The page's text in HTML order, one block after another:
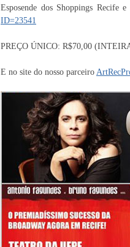
Esposende dos Shoppings Recife
ID=23541
PREÇO ÚNICO: R$70,00
E no site do nosso parceiro